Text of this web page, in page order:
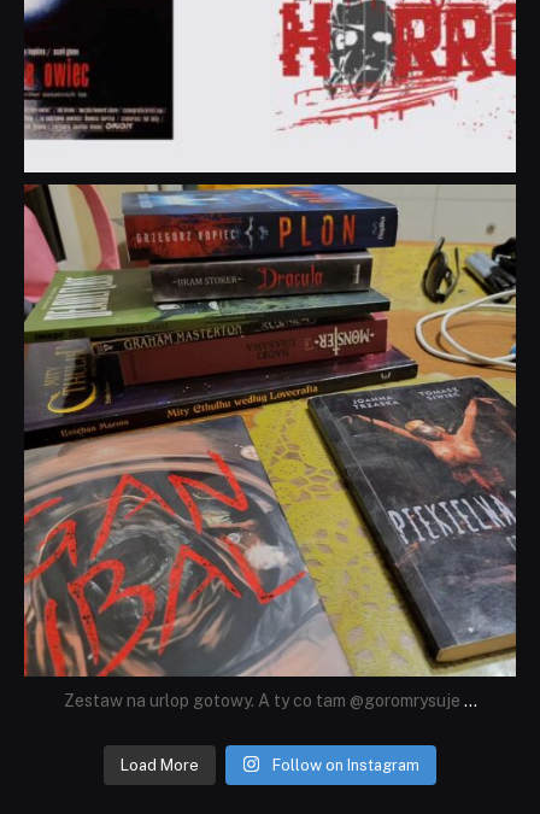
dobryhorror
Lip 31
Zestaw na urlop gotowy. A ty co tam @goromrysuje ...
Load More Follow on Instagram